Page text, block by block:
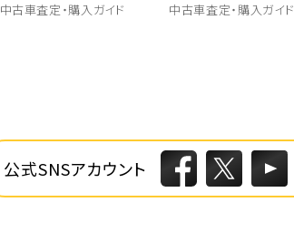
中古車査定・購入ガイド
中古車査定・購入ガイド
公式SNSアカウント